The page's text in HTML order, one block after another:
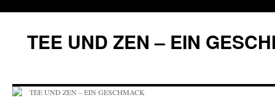
springen
TEE UND ZEN – EIN